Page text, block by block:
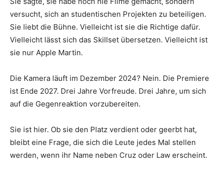
versucht, sich an studentischen Projekten zu beteiligen.
Sie liebt die Bühne. Vielleicht ist sie die Richtige dafür.
Vielleicht lässt sich das Skillset übersetzen. Vielleicht ist
sie nur Apple Martin.
Die Kamera läuft im Dezember 2024? Nein. Die Premiere
ist Ende 2027. Drei Jahre Vorfreude. Drei Jahre, um sich
auf die Gegenreaktion vorzubereiten.
Sie ist hier. Ob sie den Platz verdient oder geerbt hat,
bleibt eine Frage, die sich die Leute jedes Mal stellen
werden, wenn ihr Name neben Cruz oder Law erscheint.